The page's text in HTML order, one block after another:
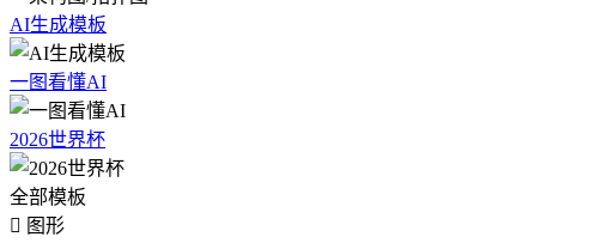
AI生成模板
一图看懂AI
2026世界杯
全部模板
 图形